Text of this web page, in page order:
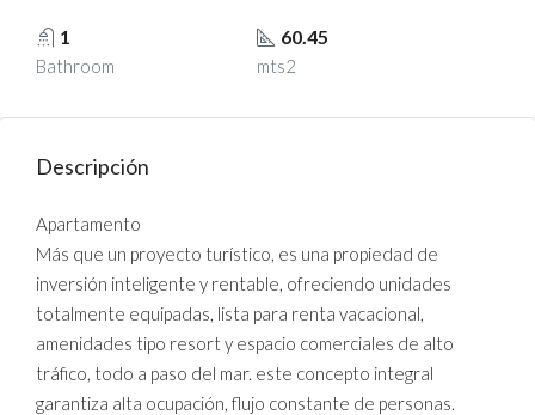
1
Bathroom
60.45
mts2
Descripción
Apartamento
Más que un proyecto turístico, es una propiedad de
inversión inteligente y rentable, ofreciendo unidades
totalmente equipadas, lista para renta vacacional,
amenidades tipo resort y espacio comerciales de alto
tráfico, todo a paso del mar. este concepto integral
garantiza alta ocupación, flujo constante de personas.